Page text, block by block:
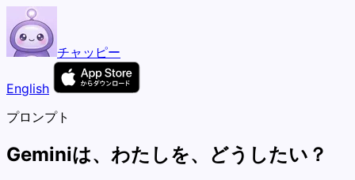
チャッピー
English
プロンプト
Geminiは、わたしを、どうしたい？